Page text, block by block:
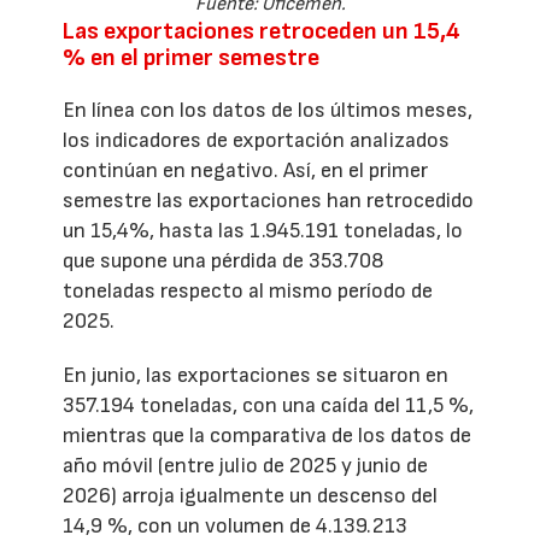
Las exportaciones retroceden un 15,4
% en el primer semestre
En línea con los datos de los últimos meses,
los indicadores de exportación analizados
continúan en negativo. Así, en el primer
semestre las exportaciones han retrocedido
un 15,4%, hasta las 1.945.191 toneladas, lo
que supone una pérdida de 353.708
toneladas respecto al mismo período de
2025.
En junio, las exportaciones se situaron en
357.194 toneladas, con una caída del 11,5 %,
mientras que la comparativa de los datos de
año móvil (entre julio de 2025 y junio de
2026) arroja igualmente un descenso del
14,9 %, con un volumen de 4.139.213